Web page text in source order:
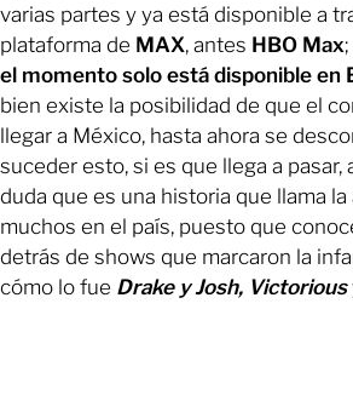
varias partes y ya está disponible a
plataforma de MAX, antes HBO Max
el momento solo está disponible en
bien existe la posibilidad de que el
llegar a México, hasta ahora se
suceder esto, si es que llega a pasar,
duda que es una historia que llama
muchos en el país, puesto que
detrás de shows que marcaron la
cómo lo fue Drake y Josh, Victorious